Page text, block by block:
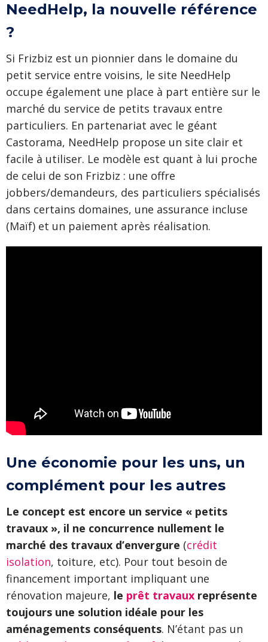
NeedHelp, la nouvelle référence
?
Si Frizbiz est un pionnier dans le domaine du
petit service entre voisins, le site NeedHelp
occupe également une place à part entière sur le
marché du service de petits travaux entre
particuliers. En partenariat avec le géant
Castorama, NeedHelp propose un site clair et
facile à utiliser. Le modèle est quant à lui proche
de celui de son Frizbiz : une offre
jobbers/demandeurs, des particuliers spécialisés
dans certains domaines, une assurance incluse
(Maïf) et un paiement après réalisation.
Une économie pour les uns, un
complément pour les autres
Le concept est encore un service « petits
travaux », il ne concurrence nullement le
marché des travaux d’envergure (crédit
isolation, toiture, etc). Pour tout besoin de
financement important impliquant une
rénovation majeure, le prêt travaux représente
toujours une solution idéale pour les
aménagements conséquents. N’étant pas un